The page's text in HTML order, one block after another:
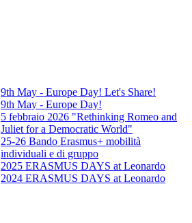
9th May - Europe Day! Let's Share!
9th May - Europe Day!
5 febbraio 2026 "Rethinking Romeo and
Juliet for a Democratic World"
25-26 Bando Erasmus+ mobilità
individuali e di gruppo
2025 ERASMUS DAYS at Leonardo
2024 ERASMUS DAYS at Leonardo